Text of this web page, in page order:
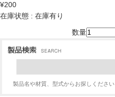
¥200
在庫状態 : 在庫有り
数量
製品名や材質、型式からお探しください